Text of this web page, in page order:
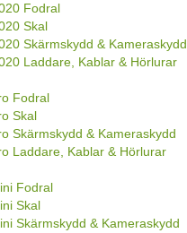
Fodral
Skal
Skärmskydd & Kameraskydd
Laddare, Kablar & Hörlurar
Fodral
Skal
Skärmskydd & Kameraskydd
Laddare, Kablar & Hörlurar
Fodral
Skal
Skärmskydd & Kameraskydd